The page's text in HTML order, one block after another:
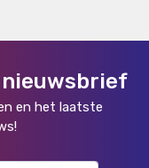
nieuwsbrief
en het laatste